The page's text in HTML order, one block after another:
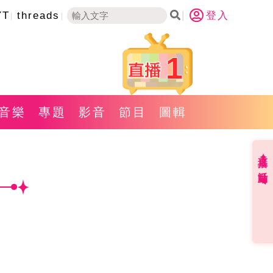
threads 登入
1
樂 專題 影音 節目 圖輯
直播✦活動